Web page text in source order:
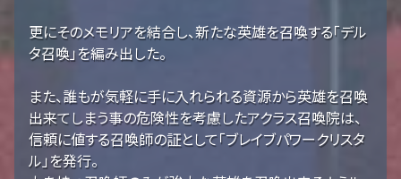
更にそのメモリアを結合し、新たな英雄を召喚する「デル
タ召喚」を編み出した。
また、誰もが気軽に手に入れられる資源から英雄を召喚
出来てしまう事の危険性を考慮したアクラス召喚院は、
信頼に値する召喚師の証として「ブレイブパワークリスタ
ル」を発行。